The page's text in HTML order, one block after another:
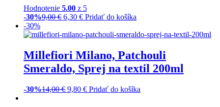
Hodnotenie 5.00 z 5
-30%9,00€ 6,30 € Pridať do košíka
-30%
Millefiori Milano, Patchouli
Smeraldo, Sprej na textil 200ml
-30%14,00€ 9,80 € Pridať do košíka